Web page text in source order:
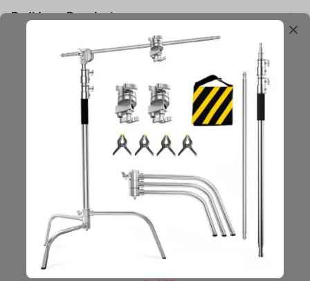
Pedidos y Devoluciones
Mantengámonos en contacto
Obtenga consejos, sugerencias, actualizaciones y más.
Mantenerse en Contacto